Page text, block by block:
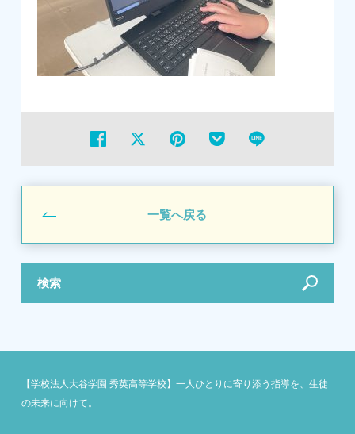
一覧へ戻る
検索
【学校法人大谷学園 秀英高等学校】一人ひとりに寄り添う指導を、生徒
の未来に向けて。